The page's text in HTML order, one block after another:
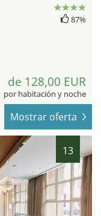
87%
de 128,00 EUR
por habitación y noche
Mostrar oferta
13